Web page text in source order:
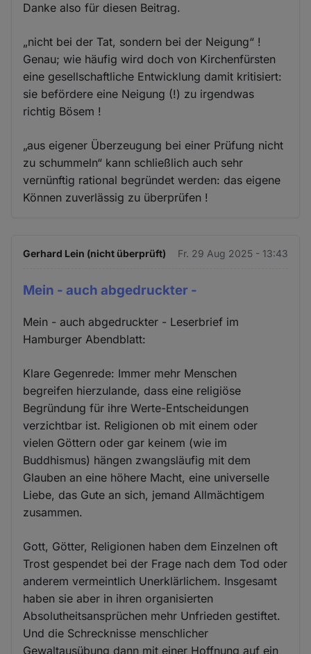
Danke also für diesen Beitrag.
„nicht bei der Tat, sondern bei der Neigung“ !
Genau; wie häufig wird doch von Kirchenfürsten
eine gesellschaftliche Entwicklung damit kritisiert:
sie befördere eine Neigung (!) zu irgendwas
richtig Bösem !
„aus eigener Überzeugung bei einer Prüfung nicht
zu schummeln“ kann schließlich auch sehr
vernünftig rational begründet werden: das eigene
Können zuverlässig zu überprüfen !
Gerhard Lein (nicht überprüft) Fr. 29 Aug 2025 - 13:43
Mein - auch abgedruckter -
Mein - auch abgedruckter - Leserbrief im
Hamburger Abendblatt:
Klare Gegenrede: Immer mehr Menschen
begreifen hierzulande, dass eine religiöse
Begründung für ihre Werte-Entscheidungen
verzichtbar ist. Religionen ob mit einem oder
vielen Göttern oder gar keinem (wie im
Buddhismus) hängen zwangsläufig mit dem
Glauben an eine höhere Macht, eine universelle
Liebe, das Gute an sich, jemand Allmächtigem
zusammen.
Gott, Götter, Religionen haben dem Einzelnen oft
Trost gespendet bei der Frage nach dem Tod oder
anderem vermeintlich Unerklärlichem. Insgesamt
haben sie aber in ihren organisierten
Absolutheitsansprüchen mehr Unfrieden gestiftet.
Und die Schrecknisse menschlicher
Gewaltausübung dann mit einer Hoffnung auf ein